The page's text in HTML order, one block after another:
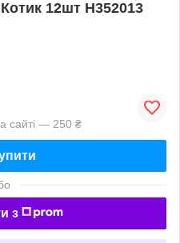
12шт H352013
сайті — 250 ₴
з